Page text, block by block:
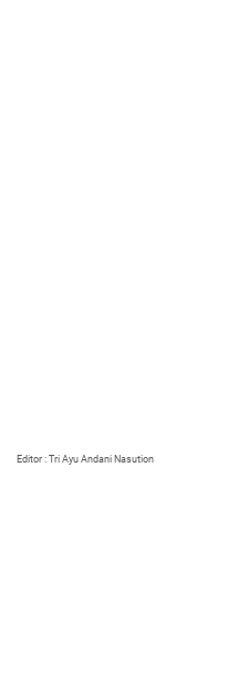
Editor : Tri Ayu Andani Nasution